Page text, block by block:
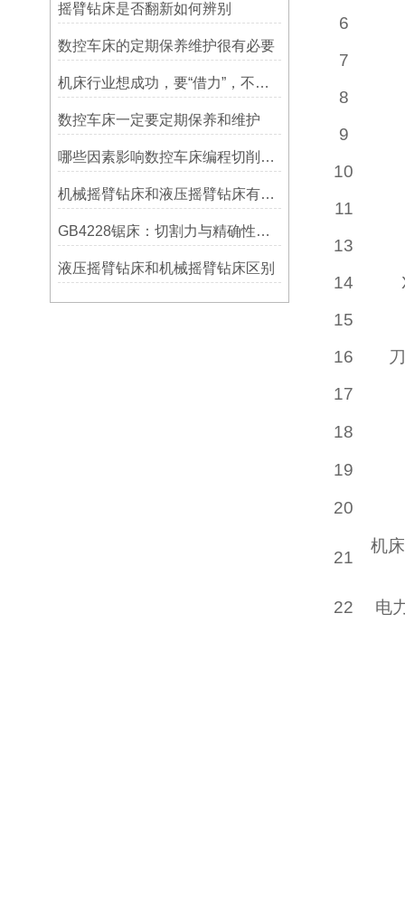
摇臂钻床是否翻新如何辨别
数控车床的定期保养维护很有必要
机床行业想成功，要“借力”，不要“尽力”！
数控车床一定要定期保养和维护
哪些因素影响数控车床编程切削量？
机械摇臂钻床和液压摇臂钻床有什么区别
GB4228锯床：切割力与精确性的结合
液压摇臂钻床和机械摇臂钻床区别
6
7
8
9
10
11
13
14
15
16
17
18
19
20
21
机
22 电